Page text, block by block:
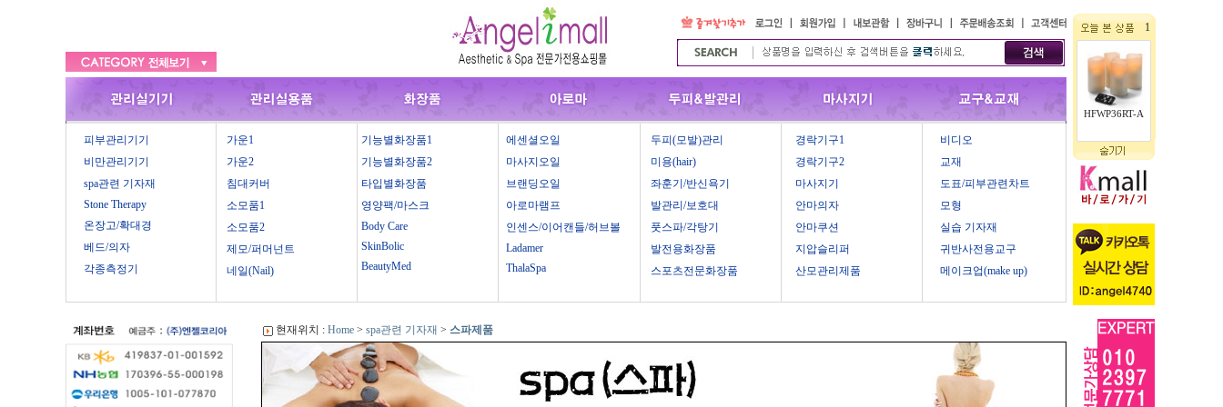
피부관리기기
비만관리기기
spa관련 기자재
Stone Therapy
온장고/확대경
베드/의자
각종측정기
가운1
가운2
침대커버
소모품1
소모품2
제모/퍼머넌트
네일(Nail)
기능별화장품1
기능별화장품2
타입별화장품
영양팩/마스크
Body Care
SkinBolic
BeautyMed
에센셜오일
마사지오일
브랜딩오일
아로마램프
인센스/이어캔들/허브볼
Ladamer
ThalaSpa
두피(모발)관리
미용(hair)
좌훈기/반신욕기
발관리/보호대
풋스파/각탕기
발전용화장품
스포츠전문화장품
경락기구1
경락기구2
마사지기
안마의자
안마쿠션
지압슬리퍼
산모관리제품
비디오
교재
도표/피부관련차트
모형
실습 기자재
귀반사전용교구
메이크업(make up)
현재위치 : Home> spa관련 기자재 > 스파제품
1
HFWP36RT-A